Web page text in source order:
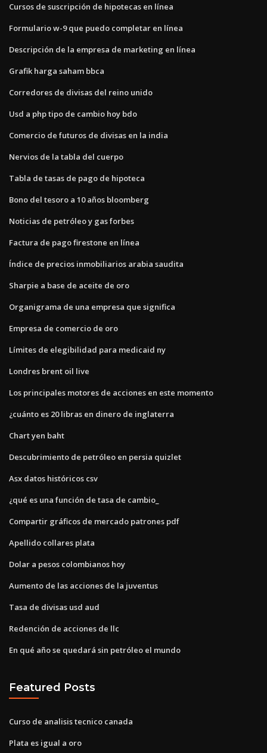
Cursos de suscripción de hipotecas en línea
Formulario w-9 que puedo completar en línea
Descripción de la empresa de marketing en línea
Grafik harga saham bbca
Corredores de divisas del reino unido
Usd a php tipo de cambio hoy bdo
Comercio de futuros de divisas en la india
Nervios de la tabla del cuerpo
Tabla de tasas de pago de hipoteca
Bono del tesoro a 10 años bloomberg
Noticias de petróleo y gas forbes
Factura de pago firestone en línea
Índice de precios inmobiliarios arabia saudita
Sharpie a base de aceite de oro
Organigrama de una empresa que significa
Empresa de comercio de oro
Límites de elegibilidad para medicaid ny
Londres brent oil live
Los principales motores de acciones en este momento
¿cuánto es 20 libras en dinero de inglaterra
Chart yen baht
Descubrimiento de petróleo en persia quizlet
Asx datos históricos csv
¿qué es una función de tasa de cambio_
Compartir gráficos de mercado patrones pdf
Apellido collares plata
Dolar a pesos colombianos hoy
Aumento de las acciones de la juventus
Tasa de divisas usd aud
Redención de acciones de llc
En qué año se quedará sin petróleo el mundo
Featured Posts
Curso de analisis tecnico canada
Plata es igual a oro